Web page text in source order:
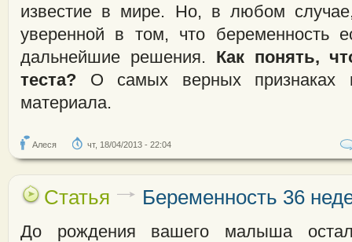
известие в мире. Но, в любом
уверенной в том, что беременность
дальнейшие решения. Как понять,
теста? О самых верных признаках
материала.
Алеся чт, 18/04/2013 - 22:04
Статья Беременность 36
До рождения вашего малыша